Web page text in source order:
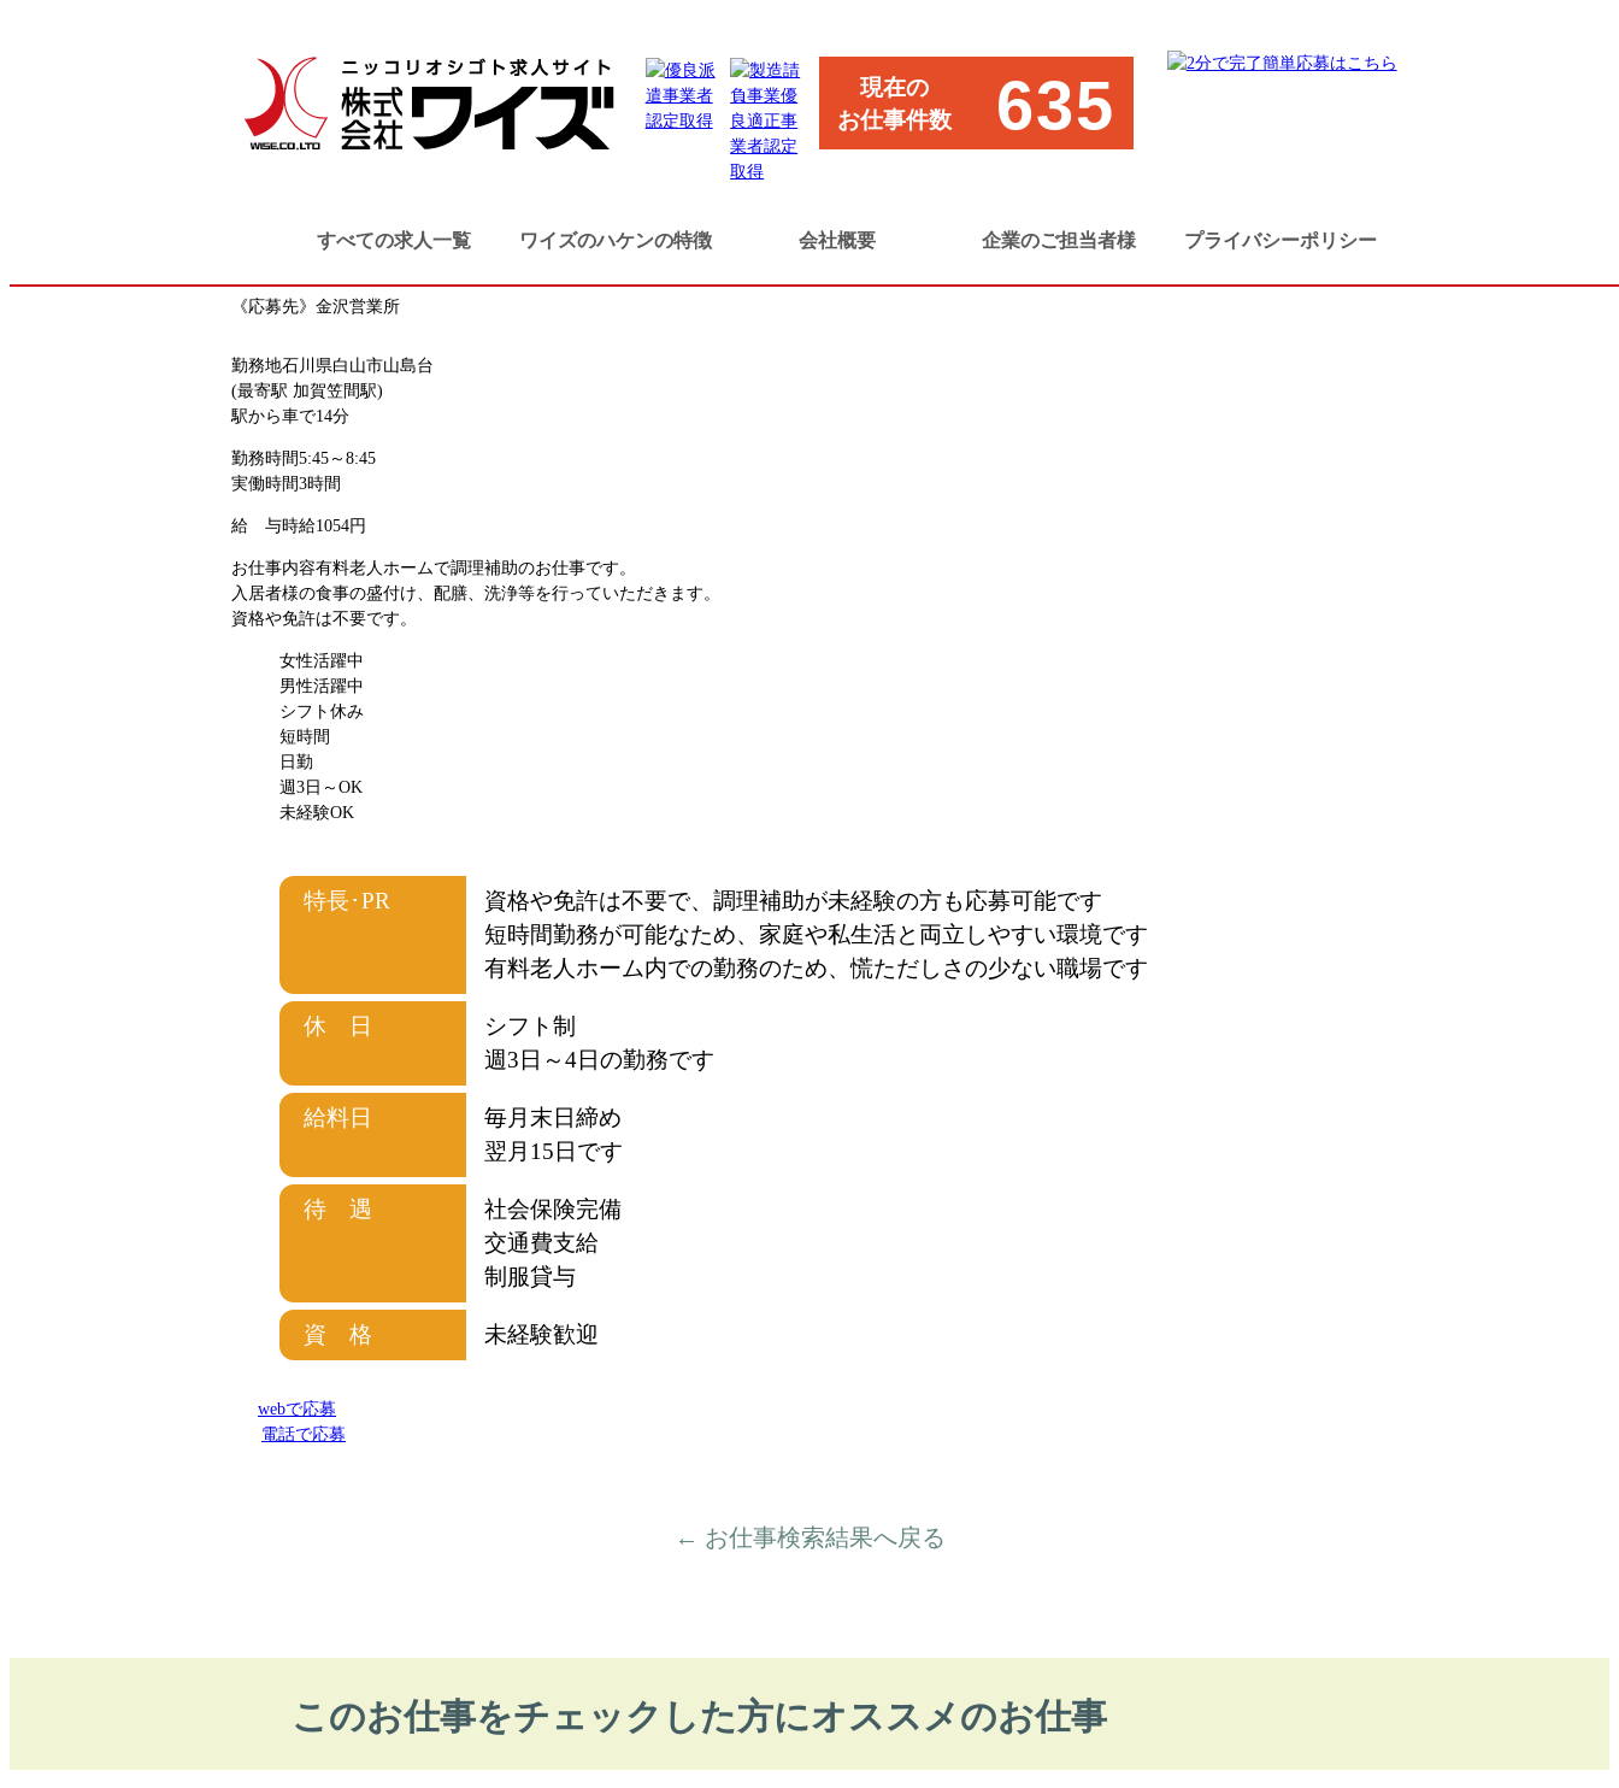
現在の
お仕事件数
635
すべての求人一覧 ワイズのハケンの特徴 会社概要 企業のご担当者様 プライバシーポリシー
TOP 老人ホームでの調理補助
野々市市・白山市
サービス系
《応募先》金沢営業所
勤務地石川県白山市山島台
(最寄駅 加賀笠間駅)
駅から車で14分
勤務時間5:45～8:45
実働時間3時間
給 与時給1054円
お仕事内容有料老人ホームで調理補助のお仕事です。
入居者様の食事の盛付け、配膳、洗浄等を行っていただきます。
資格や免許は不要です。
女性活躍中
男性活躍中
シフト休み
短時間
日勤
週3日～OK
未経験OK
特長･PR
資格や免許は不要で、調理補助が未経験の方も応募可能です
短時間勤務が可能なため、家庭や私生活と両立しやすい環境です
有料老人ホーム内での勤務のため、慌ただしさの少ない職場です
休 日
シフト制
週3日～4日の勤務です
給料日
毎月末日締め
翌月15日です
待 遇
社会保険完備
交通費支給
制服貸与
資 格 未経験歓迎
webで応募
電話で応募
← お仕事検索結果へ戻る
このお仕事をチェックした方にオススメのお仕事